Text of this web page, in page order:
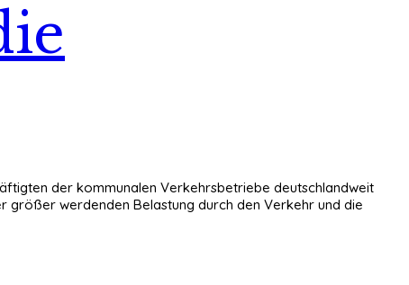
der kommunalen Verkehrsbetriebe deutschlandweit
werdenden Belastung durch den Verkehr und die